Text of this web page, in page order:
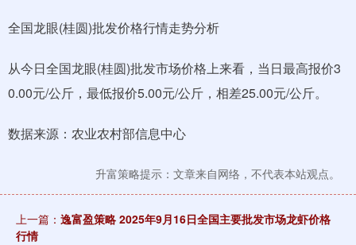
全国龙眼(桂圆)批发价格行情走势分析
从今日全国龙眼(桂圆)批发市场价格上来看，当日最高报价3
0.00元/公斤，最低报价5.00元/公斤，相差25.00元/公斤。
数据来源：农业农村部信息中心
升富策略提示：文章来自网络，不代表本站观点。
上一篇： 逸富盈策略 2025年9月16日全国主要批发市场龙虾价格
行情